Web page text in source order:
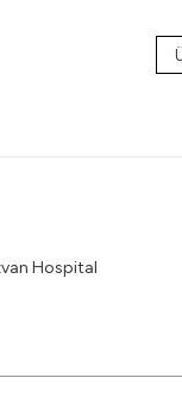
Hospital